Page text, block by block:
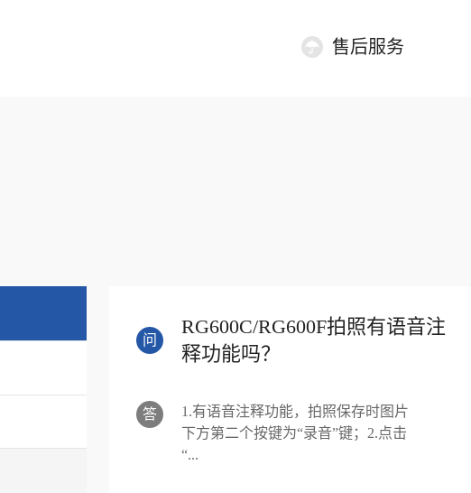
售后服务
问
RG600C/RG600F拍照有语音注
释功能吗？
答
1.有语音注释功能，拍照保存时图片
下方第二个按键为“录音”键；2.点击
“...